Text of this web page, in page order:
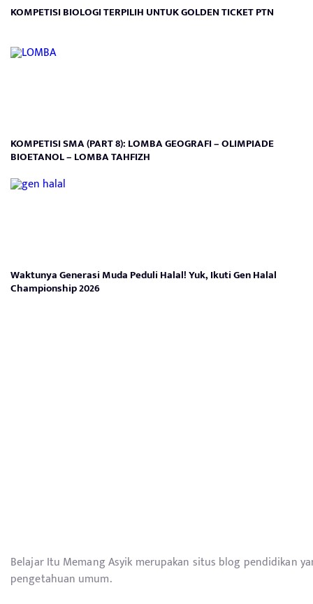
KOMPETISI BIOLOGI TERPILIH UNTUK GOLDEN TICKET PTN
KOMPETISI SMA (PART 8): LOMBA GEOGRAFI – OLIMPIADE
BIOETANOL – LOMBA TAHFIZH
Waktunya Generasi Muda Peduli Halal! Yuk, Ikuti Gen Halal
Championship 2026
Belajar Itu Memang Asyik merupakan situs blog pendidikan
pengetahuan umum.